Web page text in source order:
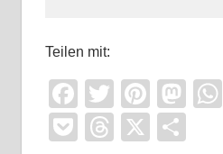
Teilen mit:
Facebook
Twitter
PocketThreads
X